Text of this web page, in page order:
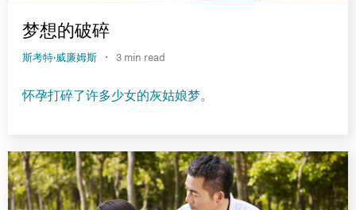
梦想的破碎
斯考特·威廉姆斯 · 3 min read
怀孕打碎了许多少女的灰姑娘梦。